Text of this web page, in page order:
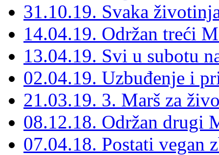
31.10.19. Svaka
14.04.19. Održan treći
13.04.19. Svi u subotu
02.04.19. Uzbuđenje i
21.03.19. 3. Marš za
08.12.18. Održan drugi
07.04.18. Postati vegan